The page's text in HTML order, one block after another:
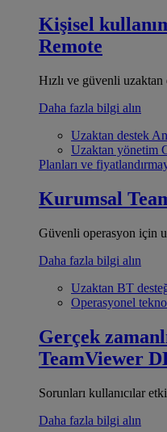
Kişisel
Remote
Hızlı ve güvenli
Daha fazla bilgi alın
Uzaktan destek
Uzaktan yönetim
Planları ve
Kurumsal
Güvenli operasyon için
Daha fazla bilgi alın
Uzaktan BT
Operasyonel
Gerçek
TeamViewer
Sorunları kullanıcılar
Daha fazla bilgi alın